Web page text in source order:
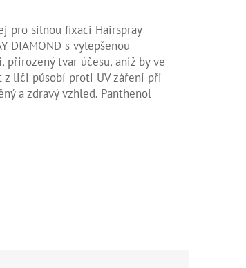
pro silnou fixaci Hairspray
DIAMOND s vylepšenou
tvar účesu, aniž by ve
z liči působí proti UV záření při
a zdravý vzhled. Panthenol